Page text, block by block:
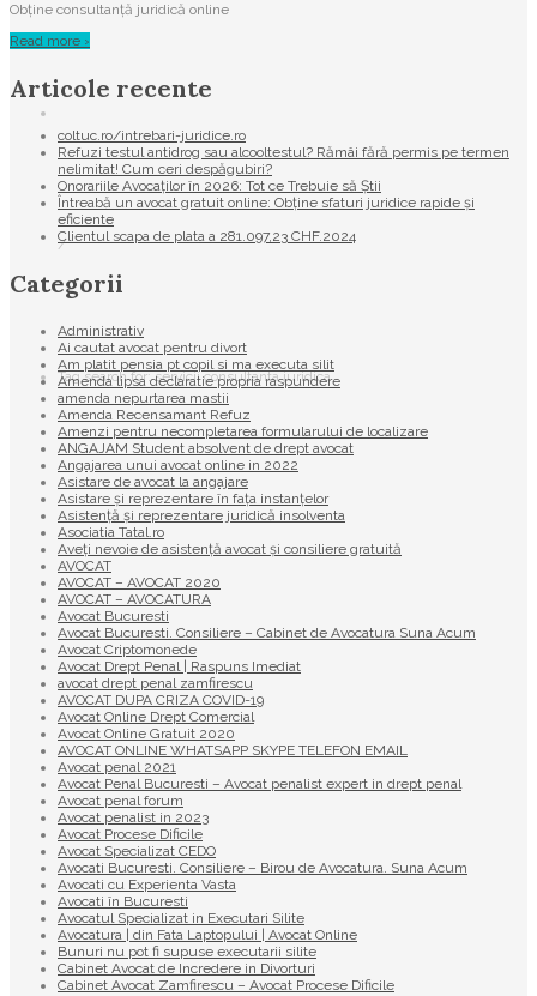
/
Tag search for: servicii consultanta juridica
Obține consultanță juridică online
Read more ›
Articole recente
coltuc.ro/intrebari-juridice.ro
Refuzi testul antidrog sau alcooltestul? Rămâi fără permis pe termen
nelimitat! Cum ceri despăgubiri?
Onorariile Avocaților în 2026: Tot ce Trebuie să Știi
Întreabă un avocat gratuit online: Obține sfaturi juridice rapide și
eficiente
Clientul scapa de plata a 281.097,23 CHF.2024
Categorii
Administrativ
Ai cautat avocat pentru divort
Am platit pensia pt copil si ma executa silit
Amenda lipsa declaratie propria raspundere
amenda nepurtarea mastii
Amenda Recensamant Refuz
Amenzi pentru necompletarea formularului de localizare
ANGAJAM Student absolvent de drept avocat
Angajarea unui avocat online in 2022
Asistare de avocat la angajare
Asistare și reprezentare în fața instanțelor
Asistență și reprezentare juridică insolventa
Asociatia Tatal.ro
Aveţi nevoie de asistenţă avocat şi consiliere gratuită
AVOCAT
AVOCAT – AVOCAT 2020
AVOCAT – AVOCATURA
Avocat Bucuresti
Avocat Bucuresti. Consiliere – Cabinet de Avocatura Suna Acum
Avocat Criptomonede
Avocat Drept Penal | Raspuns Imediat
avocat drept penal zamfirescu
AVOCAT DUPA CRIZA COVID-19
Avocat Online Drept Comercial
Avocat Online Gratuit 2020
AVOCAT ONLINE WHATSAPP SKYPE TELEFON EMAIL
Avocat penal 2021
Avocat Penal Bucuresti – Avocat penalist expert in drept penal
Avocat penal forum
Avocat penalist in 2023
Avocat Procese Dificile
Avocat Specializat CEDO
Avocati Bucuresti. Consiliere – Birou de Avocatura. Suna Acum
Avocati cu Experienta Vasta
Avocati în Bucuresti
Avocatul Specializat in Executari Silite
Avocatura | din Fata Laptopului | Avocat Online
Bunuri nu pot fi supuse executarii silite
Cabinet Avocat de Incredere in Divorturi
Cabinet Avocat Zamfirescu – Avocat Procese Dificile